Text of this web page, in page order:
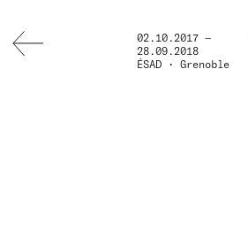
02.10.2017 —
28.09.2018
ÉSAD • Grenoble